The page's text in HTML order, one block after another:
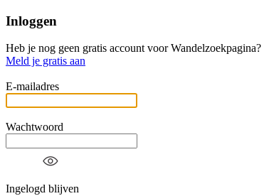
Inloggen
Heb je nog geen gratis account voor Wandelzoekpagina?
Meld je gratis aan
E-mailadres
Wachtwoord
Ingelogd blijven